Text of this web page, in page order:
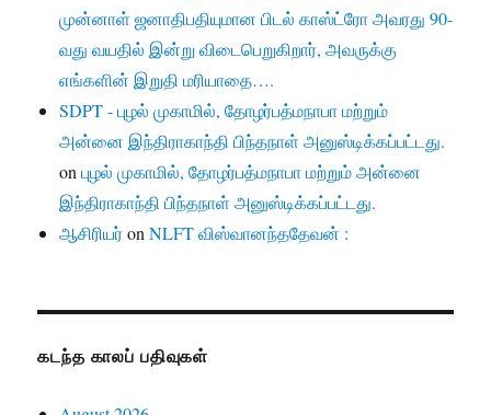
முன்னாள் ஜனாதிபதியுமான பிடல் காஸ்ட்ரோ அவரது 90-
வது வயதில் இன்று விடைபெறுகிறார், அவருக்கு
எங்களின் இறுதி மரியாதை….
SDPT - புழல் முகாமில், தோழர்பத்மநாபா மற்றும்
அன்னை இந்திராகாந்தி பிந்தநாள் அனுஸ்டிக்கப்பட்டது.
onபுழல் முகாமில், தோழர்பத்மநாபா மற்றும் அன்னை
இந்திராகாந்தி பிந்தநாள் அனுஸ்டிக்கப்பட்டது.
ஆசிரியர்onNLFT விஸ்வானந்ததேவன் :
கடந்த காலப் பதிவுகள்